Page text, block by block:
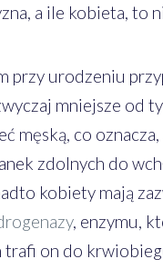
a ile kobieta, to
przy urodzeniu
mniejsze od
męską, co
zdolnych do
kobiety mają
, enzymu,
trafi on do